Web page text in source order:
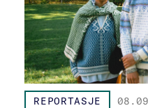
REPORTASJE